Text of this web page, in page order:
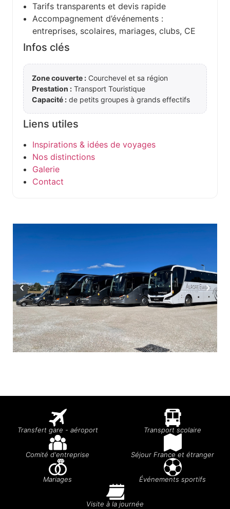
Tarifs transparents et devis rapide
Accompagnement d’événements :
entreprises, scolaires, mariages, clubs, CE
Infos clés
Zone couverte : Courchevel et sa région
Prestation : Transport Touristique
Capacité : de petits groupes à grands effectifs
Liens utiles
Inspirations & idées de voyages
Nos distinctions
Galerie
Contact
Transfert gare - aéroport Transport scolaire
Comité d'entreprise Séjour France et étranger
Mariages Événements sportifs
Visite à la journée